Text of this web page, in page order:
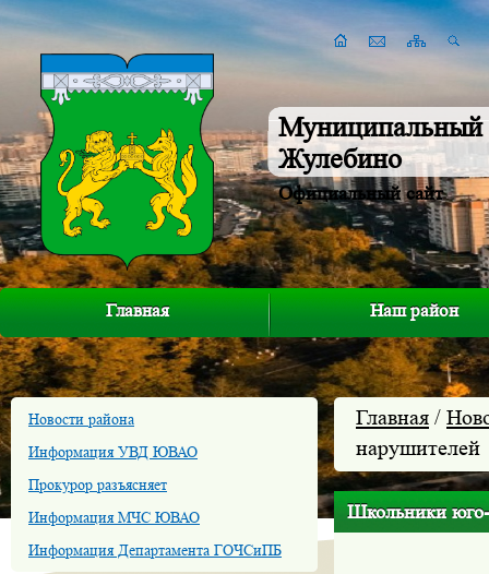
Муниципальный
Жулебино
Официальный сайт
Главная Наш район
Новости района
Информация УВД ЮВАО
Прокурор разъясняет
Информация МЧС ЮВАО
Информация Департамента ГОЧСиПБ
Главная /
нарушителей
Школьники